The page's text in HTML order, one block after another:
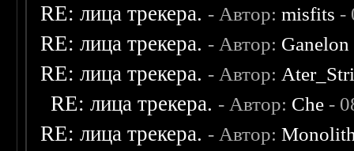
RE: лица трекера. - Автор:misfits -
RE: лица трекера. - Автор: Ganelon
RE: лица трекера. - Автор:
RE: лица трекера. - Автор: Che -
RE: лица трекера. - Автор: